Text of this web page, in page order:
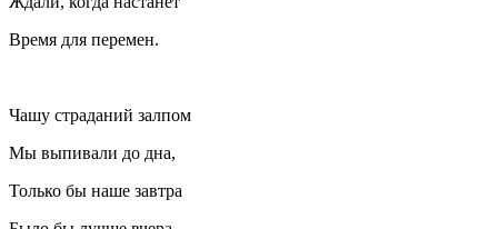
Время для перемен.
Чашу страданий залпом
Мы выпивали до дна,
Только бы наше завтра